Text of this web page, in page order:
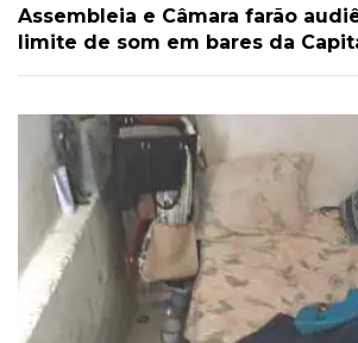
Assembleia e Câmara farão
limite de som em bares da